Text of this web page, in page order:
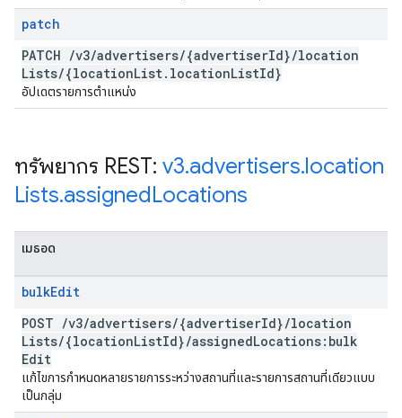
patch
PATCH /v3/advertisers/{advertiserId}/location
Lists/{locationList. locationListId}
อัปเดตรายการตำแหน่ง
ทรัพยากร REST: v3.advertisers.location
Lists.assignedLocations
เมธอด
bulkEdit
POST /v3/advertisers/{advertiserId}/location
Lists/{locationListId}/assignedLocations:bulk
Edit
แก้ไขการกำหนดหลายรายการระหว่างสถานที่และรายการสถานที่เดียวแบบ
เป็นกลุ่ม